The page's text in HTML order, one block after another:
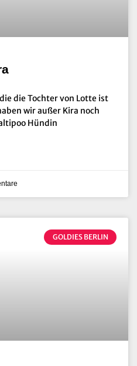
die Tochter von Lotte ist
wir außer Kira noch
Hündin
GOLDIES BERLIN